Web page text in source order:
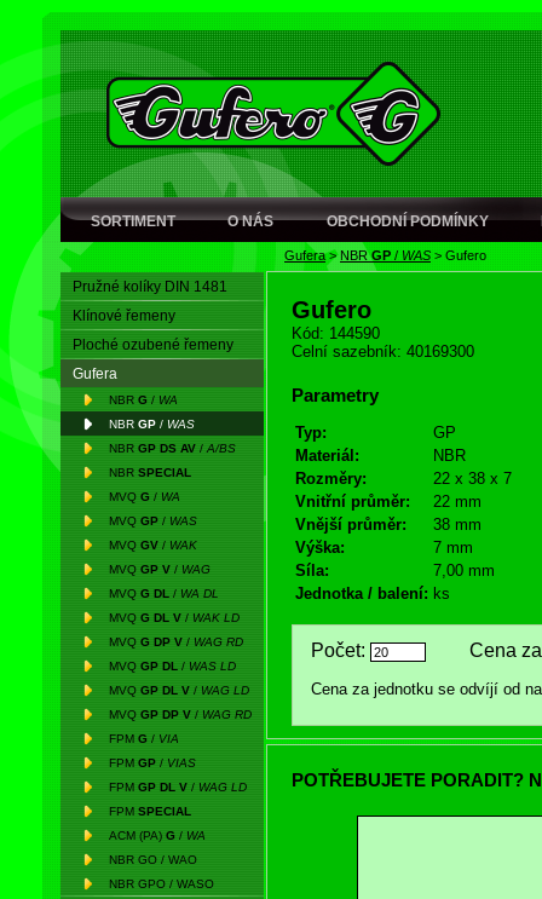
SORTIMENT O NÁS OBCHODNÍ PODMÍNKY
Gufera> NBRGP / WAS > Gufero
Pružné kolíky DIN 1481
Klínové řemeny
Ploché ozubené řemeny
Gufera
NBR G / WA
NBR GP / WAS
NBR GP DS AV / A/BS
NBR SPECIAL
MVQ G / WA
MVQ GP / WAS
MVQ GV / WAK
MVQ GP V / WAG
MVQ G DL / WA DL
MVQ G DL V / WAK LD
MVQ G DP V / WAG RD
MVQ GP DL / WAS LD
MVQ GP DL V / WAG LD
MVQ GP DP V / WAG RD
FPM G / VIA
FPM GP / VIAS
FPM GP DL V / WAG LD
FPM SPECIAL
ACM (PA) G / WA
NBR GO / WAO
NBR GPO / WASO
Gufero
Kód: 144590
Celní sazebník: 40169300
Parametry
Typ:
GP
Materiál:
NBR
Rozměry:
22 x 38 x 7
Vnitřní průměr:
22 mm
Vnější průměr:
38 mm
Výška:
7 mm
Síla:
7,00 mm
Jednotka / balení: ks
Počet: Cena za
Cena za jednotku se odvíjí od
POTŘEBUJETE PORADIT?